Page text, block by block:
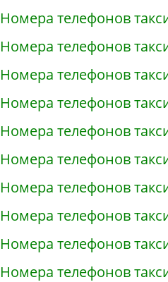
Номера телефонов
Номера телефонов
Номера телефонов
Номера телефонов
Номера телефонов
Номера телефонов
Номера телефонов
Номера телефонов
Номера телефонов
Номера телефонов